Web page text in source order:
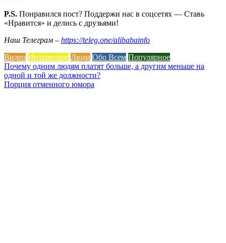
P.S. Понравился пост? Поддержи нас в соцсетях — Ставь
«Нравится» и делись с друзьями!
Наш Телеграм – https://teleg.one/alibabainfo
Видео Интересное Люди Обо Всем Популярное
Навигация
по
Почему одним людям платят больше, а другим меньше на
одной и той же должности?
Порция отменного юмора